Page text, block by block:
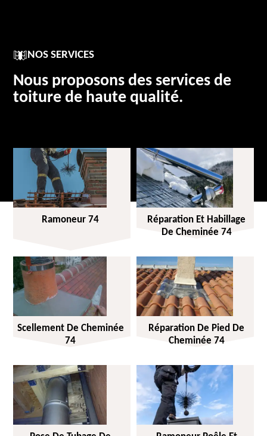
NOS SERVICES
Nous proposons des services de
toiture de haute qualité.
Ramoneur 74
Réparation Et Habillage
De Cheminée 74
Scellement De Cheminée
74
Réparation De Pied De
Cheminée 74